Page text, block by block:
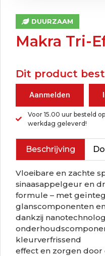
DUURZAAM
Makra Tri-
Dit product
Aanmelden
Voor 15.00 uur besteld
werkdag geleverd!
Beschrijving
Vloeibare en zachte
sinaasappelgeur en
formule – met
glanscomponenten
dankzij
kleurverfrissend
effect en zorgen